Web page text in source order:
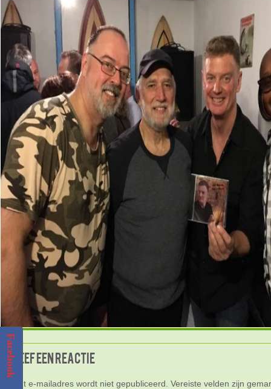
Geef een reactie
Het e-mailadres wordt niet gepubliceerd. Vereiste velden zijn
Facebook